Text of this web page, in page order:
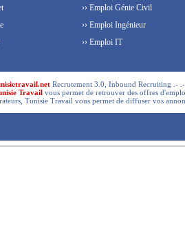
›› Emploi Génie Civil
›› Emploi Ingénieur
›› Emploi IT
Recrutement 3.0, Inbound Recruiting .-
Travail vous permet de retrouver des offres
Tunisie Travail vous permet de diffuser vos